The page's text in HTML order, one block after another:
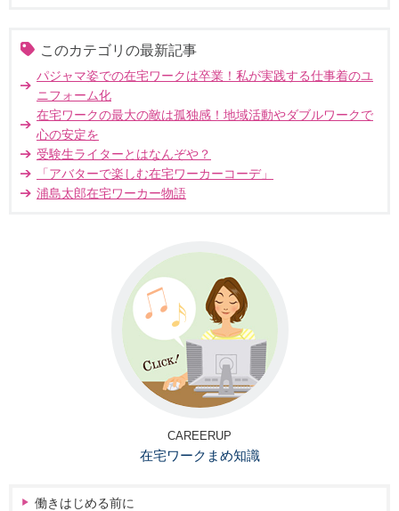
このカテゴリの最新記事
パジャマ姿での在宅ワークは卒業！私が実践する仕事着のユ
ニフォーム化
在宅ワークの最大の敵は孤独感！地域活動やダブルワークで
心の安定を
受験生ライターとはなんぞや？
「アバターで楽しむ在宅ワーカーコーデ」
浦島太郎在宅ワーカー物語
CAREERUP
在宅ワークまめ知識
働きはじめる前に